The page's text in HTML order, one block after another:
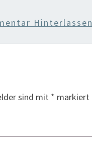
Hinterlassen
sind mit * markiert